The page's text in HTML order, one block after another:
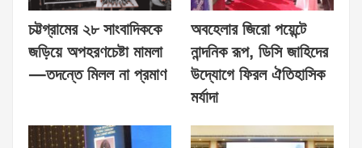
চট্টগ্রামের ২৮ সাংবাদিককে
জড়িয়ে অপহরণচেষ্টা মামলা
—তদন্তে মিলল না প্রমাণ
অবহেলার জিরো পয়েন্টে
নান্দনিক রূপ, ডিসি জাহিদের
উদ্যোগে ফিরল ঐতিহাসিক
মর্যাদা